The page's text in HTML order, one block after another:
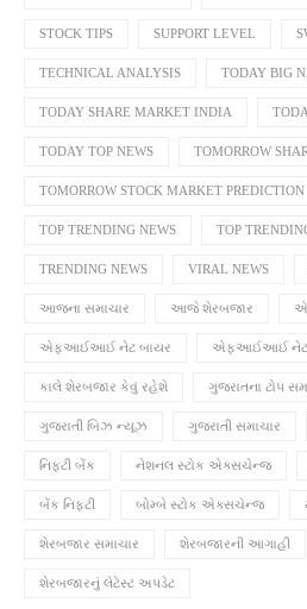
STOCK TIPS SUPPORT LEVEL
TECHNICAL ANALYSIS TODAY BIG
TODAY SHARE MARKET INDIA
TODAY TOP NEWS TOMORROW
TOMORROW STOCK MARKET PREDICTION
TOP TRENDING NEWS TOP
TRENDING NEWS VIRAL NEWS
આજના સમાચાર આજે શેરબજાર
એફઆઈઆઈ નેટ બાયર એફઆઈઆઈ નેટ
કાલે શેરબજાર કેવું રહેશે ગુજરાતના ટોપ
ગુજરાતી બિઝ ન્યૂઝ ગુજરાતી સમાચાર
નિફ્ટી બેંક નેશનલ સ્ટોક એક્સચેન્જ
બેંક નિફ્ટી બોમ્બે સ્ટોક એક્સચેન્જ
શેરબજાર સમાચાર શેરબજારની આગાહી
શેરબજારનું લેટેસ્ટ અપડેટ